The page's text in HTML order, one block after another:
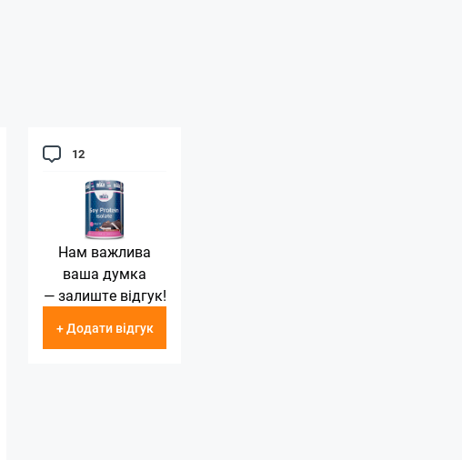
12
Нам важлива
ваша думка
— залиште відгук!
+ Додати відгук